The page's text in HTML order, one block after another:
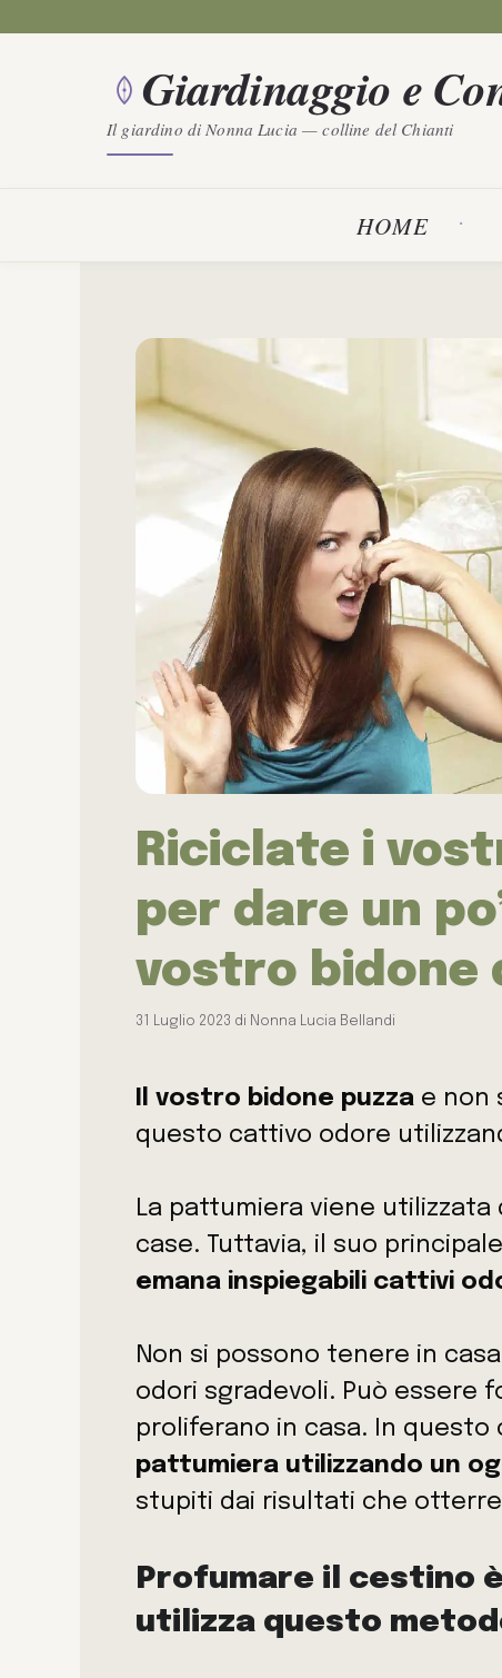
contenuto Giardinaggio e
Il giardino di Nonna Lucia — colline del Chianti
HOME
Riciclate i
per dare un
vostro bidone
31 Luglio 2023 di Nonna Lucia Bellandi
Il vostro bidone puzza e non
questo cattivo odore
La pattumiera viene
case. Tuttavia, il suo
emana inspiegabili cattivi
Non si possono tenere in
odori sgradevoli. Può essere
proliferano in casa. In questo
pattumiera utilizzando un
stupiti dai risultati che
Profumare il cestino
utilizza questo